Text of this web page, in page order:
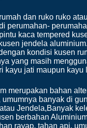
dan ruko ruko
perumahan-
kaca tempered
jendela
kondisi kusen
yang masih
kayu jati maupun kayu
merupakan bahan
umumnya banyak di
Jendela,Banyak
berbahan
rayap, tahan api,